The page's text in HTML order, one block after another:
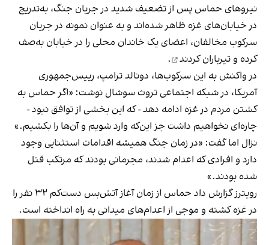
نیروهای حماس پس از تضعیف شدید در جریان جنگ، به‌تدریج
در خیابان‌های غزه ظاهر شده‌اند و به عنوان نمونه در جریان
سرکوب مخالفان، اعضای یک خاندان محلی را در خیابان به‌صف
کرده وتیرباران کردند
.
در واکنش به این سرکوب‌ها، دونالد ترامپ، رییس‌جمهوری
آمریکا، در شبکه اجتماعی تروث سوشال نوشت: «اگر حماس به
کشتن مردم در غزه ادامه دهد - که این بخشی از توافق نبود -
چاره‌ای نخواهیم داشت جز این‌که وارد شویم و آن‌ها را بکشیم.»
نزال اما گفت: «در زمان جنگ همیشه اقدامات استثنایی وجود
دارد و افرادی که اعدام شدند، مجرمانی بودند که مرتکب قتل
شده بودند.»
رویترز گزارش داد حماس از زمان آغاز آتش‌بس دست‌کم ۳۲ نفر را
در غزه کشته و موجی از اعدام‌های میدانی به راه انداخته است.